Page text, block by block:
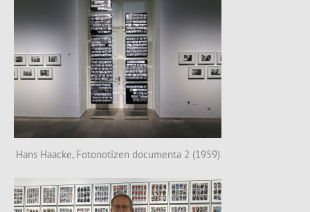
Hans Haacke, Fotonotizen documenta 2 (1959)